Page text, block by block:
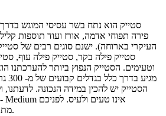
סטייק הוא נתח בשר עסיסי המוגש
פירה תפוחי אדמה, אורז ועוד תוספות
העיקרי בארוחה). ישנם סוגים רבים של
סטייק פילה בקר, סטייק פילה עוף,
וטעימים. הסטייק הנפוץ ביותר להערכתנו
הסטייק יש להכין במידה הנכונה.
מתכונים לסטייקים - בתיאבון.